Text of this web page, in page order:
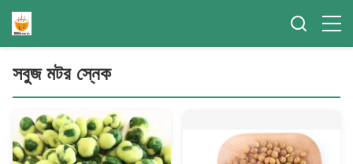
সবুজ মটর স্নেক